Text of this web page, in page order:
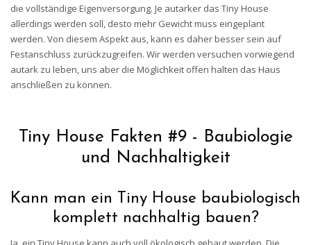
die vollständige Eigenversorgung. Je autarker das Tiny House
allerdings werden soll, desto mehr Gewicht muss eingeplant
werden. Von diesem Aspekt aus, kann es daher besser sein auf
Festanschluss zurückzugreifen. Wir werden versuchen vorwiegend
autark zu leben, uns aber die Möglichkeit offen halten das Haus
anschließen zu können.
Tiny House Fakten #9 - Baubiologie
und Nachhaltigkeit
Kann man ein Tiny House baubiologisch
komplett nachhaltig bauen?